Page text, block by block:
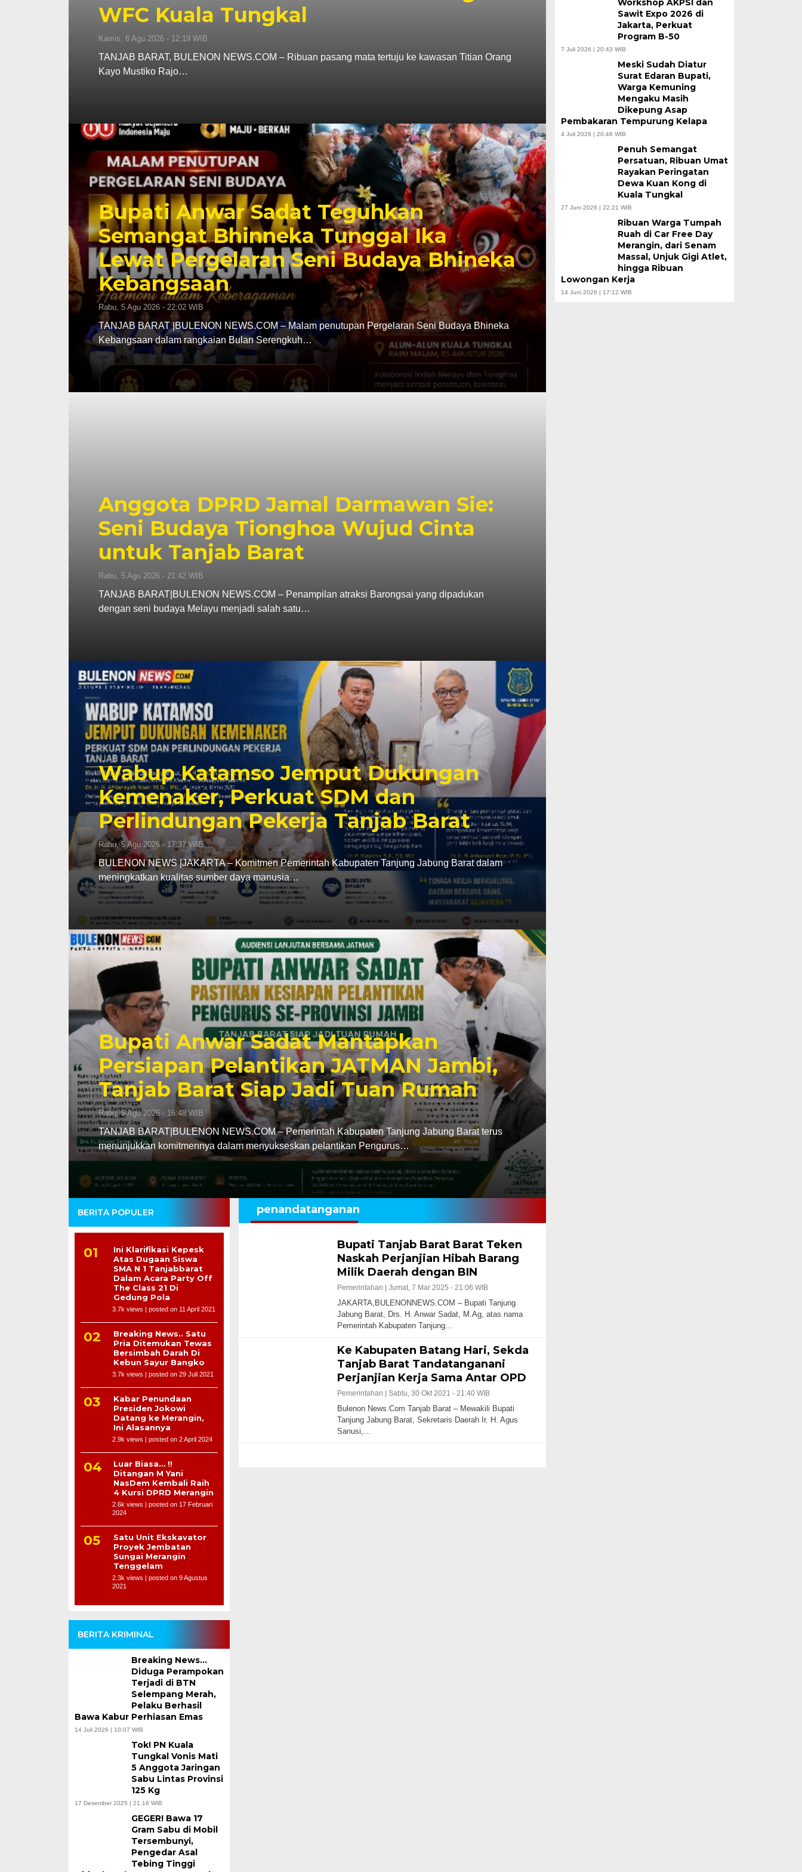
WFC Kuala Tungkal
Kamis, 6 Agu 2026 - 12:19 WIB
TANJAB BARAT, BULENON NEWS.COM – Ribuan pasang mata tertuju ke kawasan Titian Orang
Kayo Mustiko Rajo…
Bupati Anwar Sadat Teguhkan
Semangat Bhinneka Tunggal Ika
Lewat Pergelaran Seni Budaya Bhineka
Kebangsaan
Rabu, 5 Agu 2026 - 22:02 WIB
TANJAB BARAT |BULENON NEWS.COM – Malam penutupan Pergelaran Seni Budaya Bhineka
Kebangsaan dalam rangkaian Bulan Serengkuh…
Anggota DPRD Jamal Darmawan Sie:
Seni Budaya Tionghoa Wujud Cinta
untuk Tanjab Barat
Rabu, 5 Agu 2026 - 21:42 WIB
TANJAB BARAT|BULENON NEWS.COM – Penampilan atraksi Barongsai yang dipadukan
dengan seni budaya Melayu menjadi salah satu…
Wabup Katamso Jemput Dukungan
Kemenaker, Perkuat SDM dan
Perlindungan Pekerja Tanjab Barat
Rabu, 5 Agu 2026 - 17:37 WIB
BULENON NEWS |JAKARTA – Komitmen Pemerintah Kabupaten Tanjung Jabung Barat dalam
meningkatkan kualitas sumber daya manusia…
Bupati Anwar Sadat Mantapkan
Persiapan Pelantikan JATMAN Jambi,
Tanjab Barat Siap Jadi Tuan Rumah
Rabu, 5 Agu 2026 - 16:48 WIB
TANJAB BARAT|BULENON NEWS.COM – Pemerintah Kabupaten Tanjung Jabung Barat terus
menunjukkan komitmennya dalam menyukseskan pelantikan Pengurus…
BERITA POPULER
Ini Klarifikasi Kepesk
Atas Dugaan Siswa
SMA N 1 Tanjabbarat
Dalam Acara Party Off
The Class 21 Di
Gedung Pola
3.7k views | posted on 11 April 2021
Breaking News.. Satu
Pria Ditemukan Tewas
Bersimbah Darah Di
Kebun Sayur Bangko
3.7k views | posted on 29 Juli 2021
Kabar Penundaan
Presiden Jokowi
Datang ke Merangin,
Ini Alasannya
2.9k views | posted on 2 April 2024
Luar Biasa… !!
Ditangan M Yani
NasDem Kembali Raih
4 Kursi DPRD Merangin
2.6k views | posted on 17 Februari
2024
Satu Unit Ekskavator
Proyek Jembatan
Sungai Merangin
Tenggelam
2.3k views | posted on 9 Agustus
2021
BERITA KRIMINAL
Breaking News…
Diduga Perampokan
Terjadi di BTN
Selempang Merah,
Pelaku Berhasil
Bawa Kabur Perhiasan Emas
14 Juli 2026 | 10:07 WIB
Tok! PN Kuala
Tungkal Vonis Mati
5 Anggota Jaringan
Sabu Lintas Provinsi
125 Kg
17 Desember 2025 | 21:16 WIB
GEGER! Bawa 17
Gram Sabu di Mobil
Tersembunyi,
Pengedar Asal
Tebing Tinggi
penandatanganan
Bupati Tanjab Barat Barat Teken
Naskah Perjanjian Hibah Barang
Milik Daerah dengan BIN
Pemerintahan | Jumat, 7 Mar 2025 - 21:06 WIB
JAKARTA,BULENONNEWS.COM – Bupati Tanjung
Jabung Barat, Drs. H. Anwar Sadat, M.Ag, atas nama
Pemerintah Kabupaten Tanjung…
Ke Kabupaten Batang Hari, Sekda
Tanjab Barat Tandatanganani
Perjanjian Kerja Sama Antar OPD
Pemerintahan | Sabtu, 30 Okt 2021 - 21:40 WIB
Bulenon News.Com Tanjab Barat – Mewakili Bupati
Tanjung Jabung Barat, Sekretaris Daerah Ir. H. Agus
Sanusi,…
Workshop AKPSI dan
Sawit Expo 2026 di
Jakarta, Perkuat
Program B-50
7 Juli 2026 | 20:43 WIB
Meski Sudah Diatur
Surat Edaran Bupati,
Warga Kemuning
Mengaku Masih
Dikepung Asap
Pembakaran Tempurung Kelapa
4 Juli 2026 | 20:46 WIB
Penuh Semangat
Persatuan, Ribuan Umat
Rayakan Peringatan
Dewa Kuan Kong di
Kuala Tungkal
27 Juni 2026 | 22:21 WIB
Ribuan Warga Tumpah
Ruah di Car Free Day
Merangin, dari Senam
Massal, Unjuk Gigi Atlet,
hingga Ribuan
Lowongan Kerja
14 Juni 2026 | 17:12 WIB